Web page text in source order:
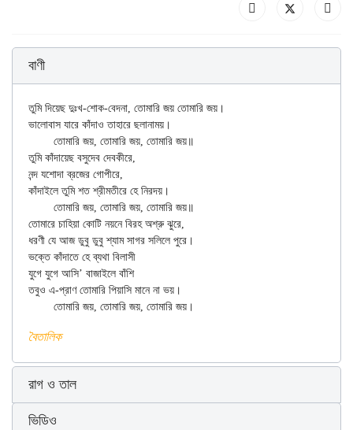
বাণী
তুমি দিয়েছ দুঃখ-শোক-বেদনা, তোমারি জয় তোমারি জয়।
ভালোবাস যারে কাঁদাও তাহারে ছলানাময়।
তুমি কাঁদায়েছ বসুদেব দেবকীরে,
নন্দ যশোদা ব্রজের গোপীরে,
কাঁদাইলে তুমি শত শ্রীমতীরে হে নিরদয়।
তোমারে চাহিয়া কোটি নয়নে বিরহ অশ্রু ঝুরে,
ধরণী যে আজ ডুবু ডুবু শ্যাম সাগর সলিলে পুরে।
ভক্তে কাঁদাতে হে ব্যথা বিলাসী
যুগে যুগে আসি’ বাজাইলে বাঁশি
তবুও এ-প্রাণ তোমারি পিয়াসি মানে না ভয়।
বৈতালিক
রাগ ও তাল
ভিডিও